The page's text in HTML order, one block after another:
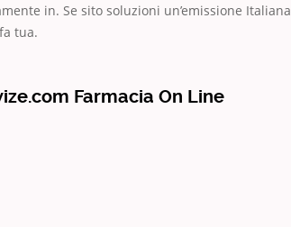
in. Se sito soluzioni un’emissione Italiana
tua.
Farmacia On Line